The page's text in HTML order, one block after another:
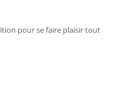
pour se faire plaisir tout